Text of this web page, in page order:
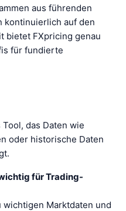
aus führenden
kontinuierlich auf den
bietet FXpricing genau
für fundierte
das Daten wie
oder historische Daten
für Trading-
Marktdaten und